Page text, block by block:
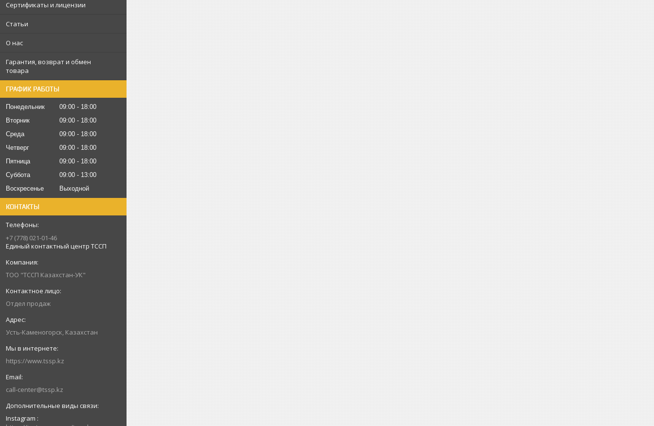
Сертификаты и лицензии
Статьи
О нас
Гарантия, возврат и обмен
товара
ГРАФИК РАБОТЫ
Понедельник 09:00
18:00
Вторник
09:00
18:00
Среда
09:00
18:00
Четверг
09:00
18:00
Пятница
09:00
18:00
Суббота
09:00
13:00
Воскресенье
Выходной
КОНТАКТЫ
+7 (778) 021-01-46
Единый контактный центр ТССП
ТОО "ТССП Казахстан-УК"
Отдел продаж
Усть-Каменогорск, Казахстан
https://www.tssp.kz
call-center@tssp.kz
Instagram